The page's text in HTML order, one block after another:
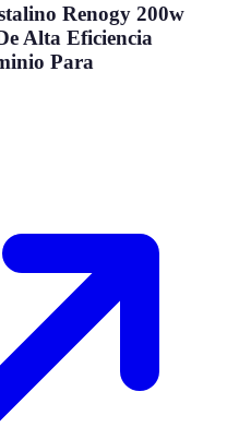
Renogy 200w
Alta Eficiencia
Para